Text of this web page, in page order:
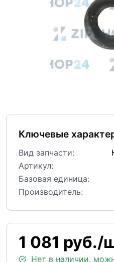
1 081 руб./
Нет в наличии,
Ключевые
Вид запчасти:
Артикул:
Базовая единица:
Производитель: